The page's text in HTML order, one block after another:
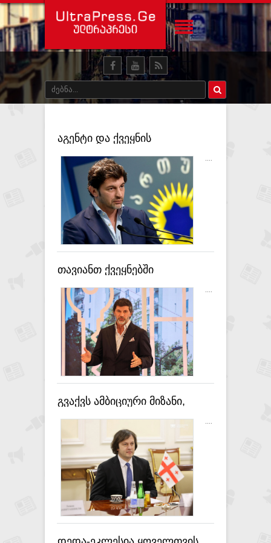
აგენტი და ქვეყნის
მოღალატეები იქნებიან
ერთად, თუ ცალ-ცალკე,
მოსახლეობისთვის ამას
არსებითი მნიშვნელობა არ
აქვს - კახა კალაძე
ელისაშვილზე
....
თავიანთ ქვეყნებში
პოლიტიკოსებს იგივე რომ
გაეკეთებინათ, რა
გადაწყვეტილებას
მიიღებდნენ - კახა კალაძე
გვაქვს ამბიციური მიზანი,
საქართველო შევიდეს
მსოფლიო სამეულში
კორუფციის სიმცირის
თვალსაზრისით - ირაკლი
კობახიძე
....